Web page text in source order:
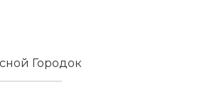
Городок